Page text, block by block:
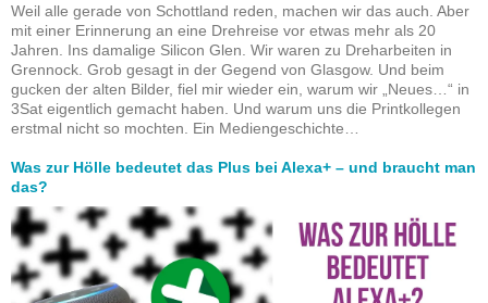
Weil alle gerade von Schottland reden, machen wir das auch. Aber
mit einer Erinnerung an eine Drehreise vor etwas mehr als 20
Jahren. Ins damalige Silicon Glen. Wir waren zu Dreharbeiten in
Grennock. Grob gesagt in der Gegend von Glasgow. Und beim
gucken der alten Bilder, fiel mir wieder ein, warum wir „Neues…“ in
3Sat eigentlich gemacht haben. Und warum uns die Printkollegen
erstmal nicht so mochten. Ein Mediengeschichte…
Was zur Hölle bedeutet das Plus bei Alexa+ – und braucht man
das?